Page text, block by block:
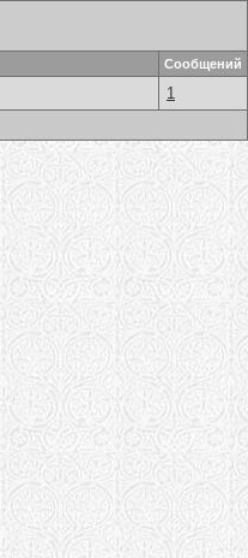
Сообщений
1